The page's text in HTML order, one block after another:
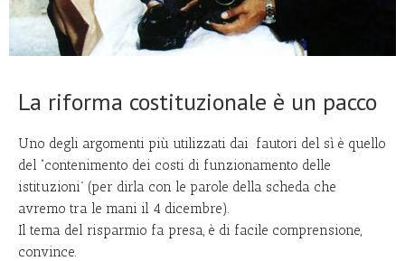
La riforma costituzionale è un pacco
Uno degli argomenti più utilizzati dai fautori del sì è quello
del “contenimento dei costi di funzionamento delle
istituzioni” (per dirla con le parole della scheda che
avremo tra le mani il 4 dicembre).
Il tema del risparmio fa presa, è di facile comprensione,
convince.